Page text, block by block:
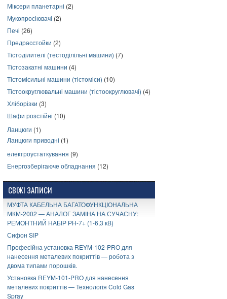
Міксери планетарні (2)
Мукопросіювачі (2)
Печі (26)
Предрасстойки (2)
Тістоділителі (тестоділільні машини) (7)
Тістозакатні машини (4)
Тістомісильні машини (тістоміси) (10)
Тістоокруглювальні машини (тістоокруглювачі) (4)
Хліборізки (3)
Шафи розстійні (10)
Ланцюги (1)
Ланцюги приводні (1)
електроустаткування (9)
Енергозберігаюче обладнання (12)
СВІЖІ ЗАПИСИ
МУФТА КАБЕЛЬНА БАГАТОФУНКЦІОНАЛЬНА
МКМ-2002 — АНАЛОГ ЗАМІНА НА СУЧАСНУ:
РЕМОНТНИЙ НАБІР РН-7+ (1-6,3 кВ)
Сифон SIP
Професійна установка REYM-102-PRO для
нанесення металевих покриттів — робота з
двома типами порошків.
Установка REYM-101-PRO для нанесення
металевих покриттів — Технологія Cold Gas
Spray